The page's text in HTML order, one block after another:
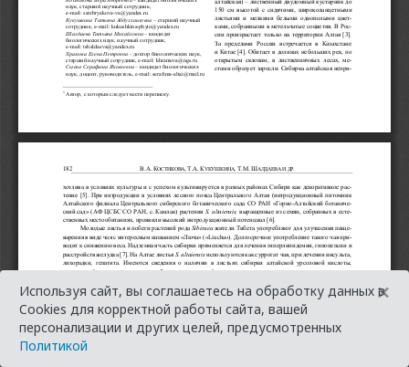
Используя сайт, вы соглашаетесь на обработку данных в
Cookies для корректной работы сайта, вашей
персонализации и других целей, предусмотренных
Политикой
×